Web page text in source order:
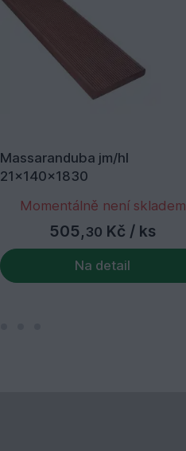
Massaranduba jm/hl
21x140x1830
Momentálně není skladem
505, 30 Kč / ks
Na detail